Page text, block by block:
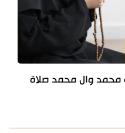
وال محمد صلاة